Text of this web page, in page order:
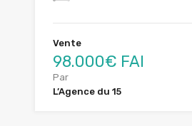
Vente
98.000€ FAI
Par
L’Agence du 15